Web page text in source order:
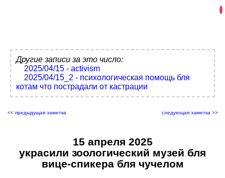
Другие записи за это число:
2025/04/15 - activism
2025/04/15_2 - психологическая помощь бля
котам что пострадали от кастрации
<< предыдущая заметка следующая заметка >>
15 апреля 2025
украсили зоологический музей бля
вице-спикера бля чучелом